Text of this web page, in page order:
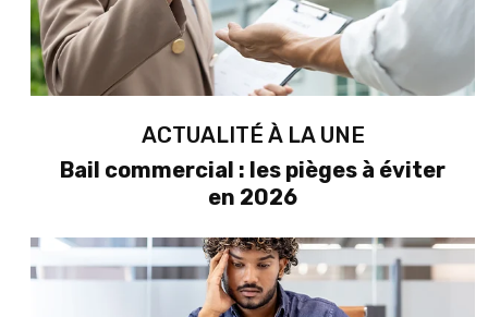
ACTUALITÉ À LA UNE
Bail commercial : les pièges à éviter
en 2026